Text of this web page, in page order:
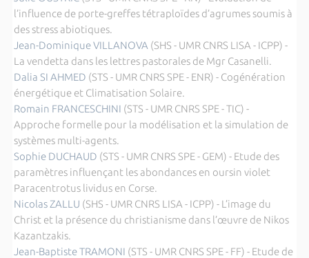
l’influence de porte-greffes tétraploïdes d’agrumes soumis à
des stress abiotiques.
Jean-Dominique VILLANOVA (SHS - UMR CNRS LISA - ICPP) -
La vendetta dans les lettres pastorales de Mgr Casanelli.
Dalia SI AHMED (STS - UMR CNRS SPE - ENR) - Cogénération
énergétique et Climatisation Solaire.
Romain FRANCESCHINI (STS - UMR CNRS SPE - TIC) -
Approche formelle pour la modélisation et la simulation de
systèmes multi-agents.
Sophie DUCHAUD (STS - UMR CNRS SPE - GEM) - Etude des
paramètres influençant les abondances en oursin violet
Paracentrotus lividus en Corse.
Nicolas ZALLU (SHS - UMR CNRS LISA - ICPP) - L’image du
Christ et la présence du christianisme dans l’œuvre de Nikos
Kazantzakis.
Jean-Baptiste TRAMONI (STS - UMR CNRS SPE - FF) - Etude de